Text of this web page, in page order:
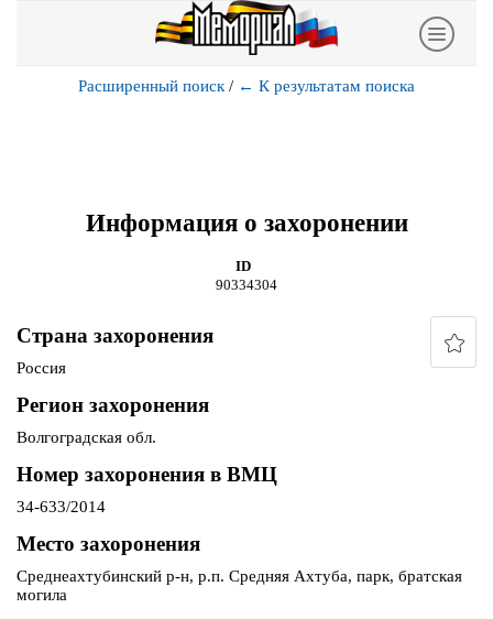
Расширенный поиск / ← К результатам поиска
Информация о захоронении
ID
90334304
Страна захоронения
Россия
Регион захоронения
Волгоградская обл.
Номер захоронения в ВМЦ
34-633/2014
Место захоронения
Среднеахтубинский р-н, р.п. Средняя Ахтуба, парк, братская
могила